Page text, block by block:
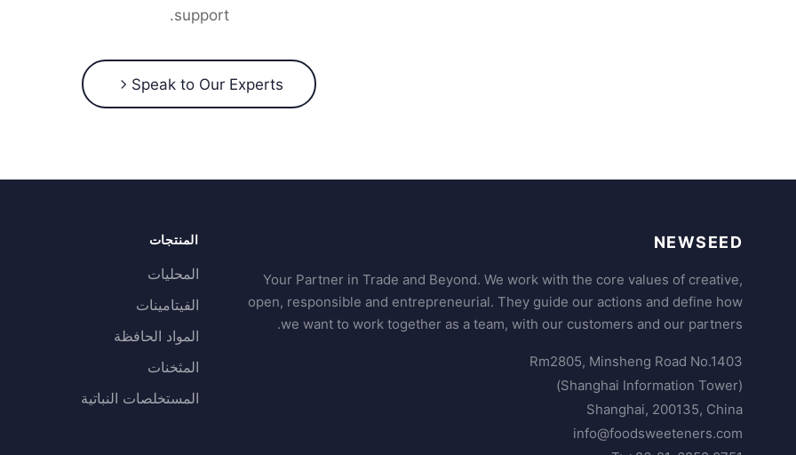
support.
Speak to Our Experts
NEWSEED
Your Partner in Trade and Beyond. We work with the core values of creative,
open, responsible and entrepreneurial. They guide our actions and define how
we want to work together as a team, with our customers and our partners.
Rm2805, Minsheng Road No.1403
(Shanghai Information Tower)
Shanghai, 200135, China
info@foodsweeteners.com
المنتجات
المحليات
الفيتامينات
المواد الحافظة
المثخنات
المستخلصات النباتية